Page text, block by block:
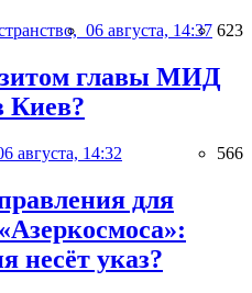
06 августа, 14:37 623
главы МИД
Киев?
августа, 14:32 566
для
несёт указ?